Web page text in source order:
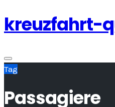
Skip
to
kreuzfahrt-
Toggle
navigation
Tag
Passagiere